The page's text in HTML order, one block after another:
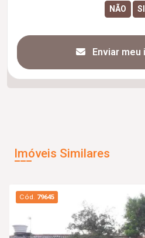
Enviar
Imóveis Similares
Cód. 79645